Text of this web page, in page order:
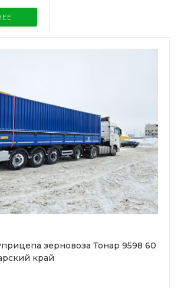
зерновоза Тонар 9598 60
край